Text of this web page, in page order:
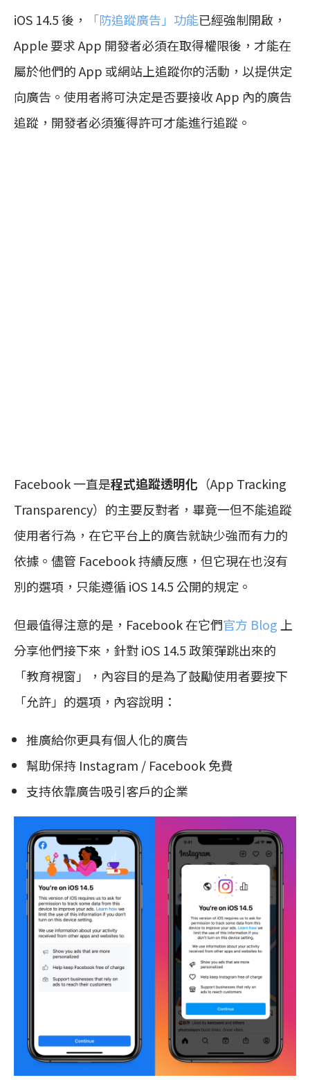
iOS 14.5 後， 「防追蹤廣告」功能已經強制開啟，
Apple 要求 App 開發者必須在取得權限後，才能在
屬於他們的 App 或網站上追蹤你的活動，以提供定
向廣告。使用者將可決定是否要接收 App 內的廣告
追蹤，開發者必須獲得許可才能進行追蹤。
Facebook 一直是程式追蹤透明化 （App Tracking
Transparency）的主要反對者，畢竟一但不能追蹤
使用者行為，在它平台上的廣告就缺少強而有力的
依據。儘管 Facebook 持續反應，但它現在也沒有
別的選項，只能遵循 iOS 14.5 公開的規定。
但最值得注意的是，Facebook 在它們官方 Blog 上
分享他們接下來，針對 iOS 14.5 政策彈跳出來的
「教育視窗」，內容目的是為了鼓勵使用者要按下
「允許」的選項，內容說明：
推廣給你更具有個人化的廣告
幫助保持 Instagram / Facebook 免費
支持依靠廣告吸引客戶的企業